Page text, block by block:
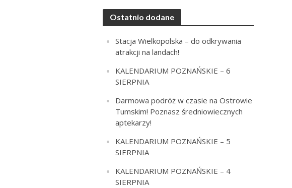
Ostatnio dodane
Stacja Wielkopolska – do odkrywania
atrakcji na landach!
KALENDARIUM POZNAŃSKIE – 6
SIERPNIA
Darmowa podróż w czasie na Ostrowie
Tumskim! Poznasz średniowiecznych
aptekarzy!
KALENDARIUM POZNAŃSKIE – 5
SIERPNIA
KALENDARIUM POZNAŃSKIE – 4
SIERPNIA